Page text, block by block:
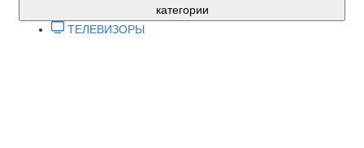
категории
ТЕЛЕВИЗОРЫ